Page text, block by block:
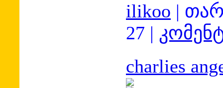
ilikoo |
27 |
charlies